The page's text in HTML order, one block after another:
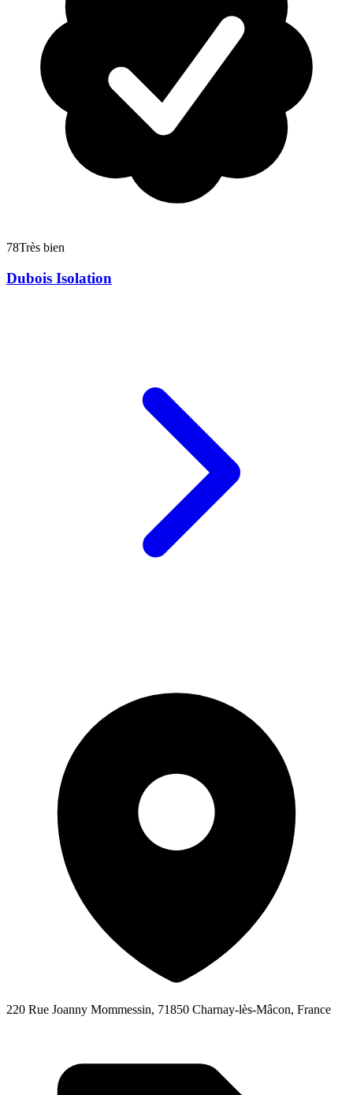
78Très bien
Dubois Isolation
220 Rue Joanny Mommessin, 71850 Charnay-lès-Mâcon, France